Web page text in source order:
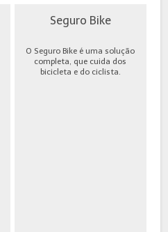
Seguro Bike
O Seguro Bike é uma solução
completa, que cuida dos
bicicleta e do ciclista.